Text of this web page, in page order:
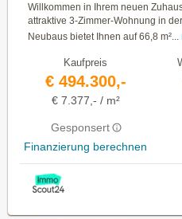
Willkommen in Ihrem neuen
attraktive 3-Zimmer-Wohnung in
Neubaus bietet Ihnen auf 66,8 m²...
Kaufpreis
€ 494.300,-
€ 7.377,- / m²
Gesponsert
Finanzierung berechnen